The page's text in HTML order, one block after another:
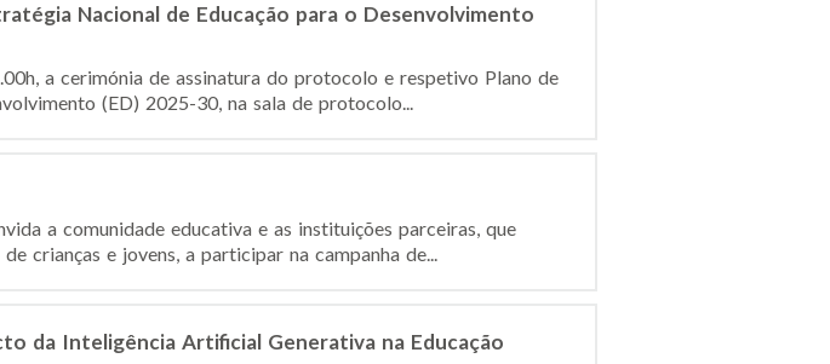
Nacional de Educação para o Desenvolvimento
a cerimónia de assinatura do protocolo e respetivo Plano de
(ED) 2025-30, na sala de protocolo...
a comunidade educativa e as instituições parceiras, que
crianças e jovens, a participar na campanha de...
da Inteligência Artificial Generativa na Educação